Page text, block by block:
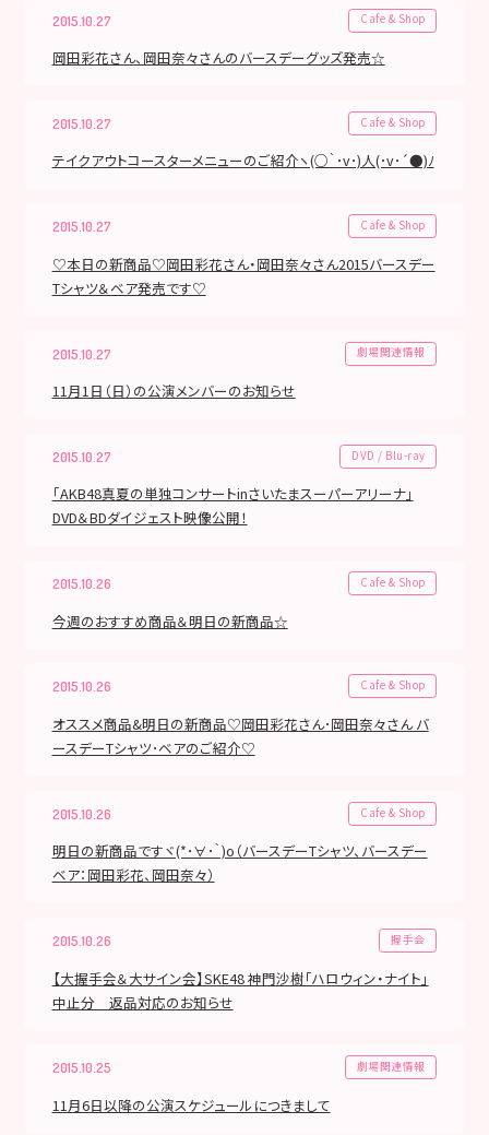
2015.10.27 Cafe & Shop
岡田彩花さん、岡田奈々さんのバースデーグッズ発売☆
2015.10.27 Cafe & Shop
テイクアウトコースターメニューのご紹介ヽ(○｀･v･)人(･v･´●)ﾉ
2015.10.27 Cafe & Shop
♡本日の新商品♡岡田彩花さん・岡田奈々さん2015バースデー
Tシャツ＆ベア発売です♡
2015.10.27 劇場関連情報
11月1日（日）の公演メンバーのお知らせ
2015.10.27 DVD / Blu-ray
「AKB48真夏の単独コンサートinさいたまスーパーアリーナ」
DVD＆BDダイジェスト映像公開！
2015.10.26 Cafe & Shop
今週のおすすめ商品＆明日の新商品☆
2015.10.26 Cafe & Shop
オススメ商品&明日の新商品♡岡田彩花さん･岡田奈々さん バ
ースデーTシャツ･ベアのご紹介♡
2015.10.26 Cafe & Shop
明日の新商品ですヾ(*･∀･｀)o（バースデーTシャツ、バースデー
ベア：岡田彩花、岡田奈々）
2015.10.26 握手会
【大握手会＆大サイン会】SKE48 神門沙樹「ハロウィン・ナイト」
中止分 返品対応のお知らせ
2015.10.25 劇場関連情報
11月6日以降の公演スケジュールにつきまして